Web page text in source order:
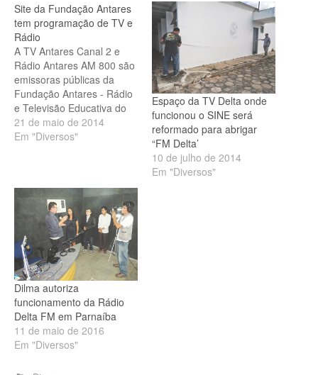
Site da Fundação Antares
tem programação de TV e
Rádio
A TV Antares Canal 2 e
Rádio Antares AM 800 são
emissoras públicas da
Fundação Antares - Rádio
e Televisão Educativa do
Piauí, que têm por objetivo
veicular programas
educativa e cultural, que
contribuam para o
desenvolvimento do
Estado. Com programação
variada que atinge todos…
21 de maio de 2014
Em "Diversos"
Espaço da TV Delta onde
funcionou o SINE será
reformado para abrigar
“FM Delta’
10 de julho de 2014
Em "Diversos"
Dilma autoriza
funcionamento da Rádio
Delta FM em Parnaíba
11 de maio de 2016
Em "Diversos"